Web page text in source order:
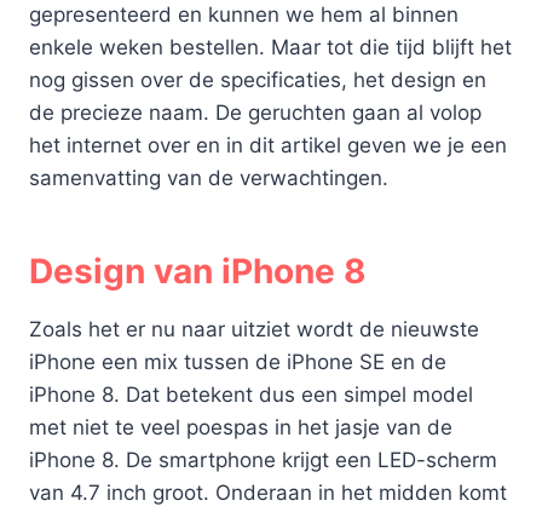
gepresenteerd en kunnen we hem al binnen
enkele weken bestellen. Maar tot die tijd blijft het
nog gissen over de specificaties, het design en
de precieze naam. De geruchten gaan al volop
het internet over en in dit artikel geven we je een
samenvatting van de verwachtingen.
Design van iPhone 8
Zoals het er nu naar uitziet wordt de nieuwste
iPhone een mix tussen de iPhone SE en de
iPhone 8. Dat betekent dus een simpel model
met niet te veel poespas in het jasje van de
iPhone 8. De smartphone krijgt een LED-scherm
van 4.7 inch groot. Onderaan in het midden komt